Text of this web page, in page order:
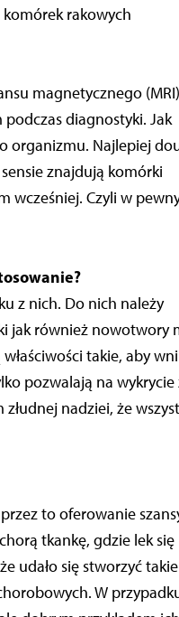
komórek rakowych
magnetycznego
diagnostyki. Jak
organizmu. Najlepiej
znajdują komórki
wcześniej. Czyli w
z nich. Do nich należy
jak również nowotwory
takie, aby
pozwalają na wykrycie
nadziei, że
to oferowanie
tkankę, gdzie lek się
udało się stworzyć takie
W